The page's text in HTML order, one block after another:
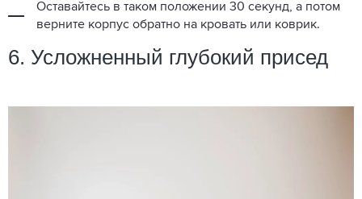
Оставайтесь в таком положении 30 секунд, а потом
верните корпус обратно на кровать или коврик.
6. Усложненный глубокий присед